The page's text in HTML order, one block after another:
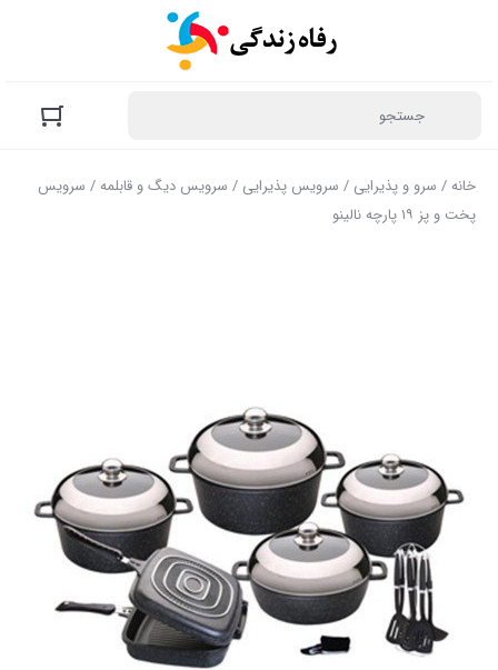
خانه/ سرو و پذیرایی / سرویس پذیرایی / سرویس دیگ و قابلمه/ سرویس
پخت و پز ۱۹ پارچه نالینو